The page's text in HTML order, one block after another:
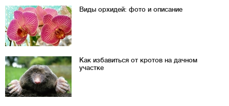
Виды орхидей: фото и описание
Как избавиться от кротов на дачном
участке